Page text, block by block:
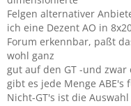
Felgen alternativer
ich eine Dezent AO in
Forum erkennbar, paßt
wohl ganz
gut auf den GT -und
gibt es jede Menge
Nicht-GT's ist die